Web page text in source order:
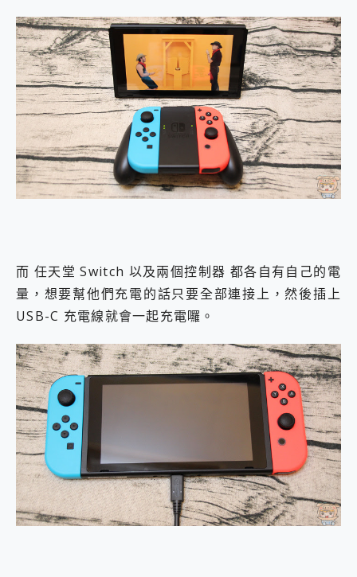
而 任天堂 Switch 以及兩個控制器 都各自有自己的電
量，想要幫他們充電的話只要全部連接上，然後插上
USB-C 充電線就會一起充電囉。